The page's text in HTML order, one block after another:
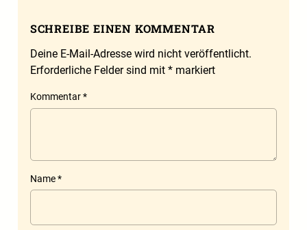
SCHREIBE EINEN KOMMENTAR
Deine E-Mail-Adresse wird nicht veröffentlicht.
Erforderliche Felder sind mit *markiert
Kommentar*
Name*